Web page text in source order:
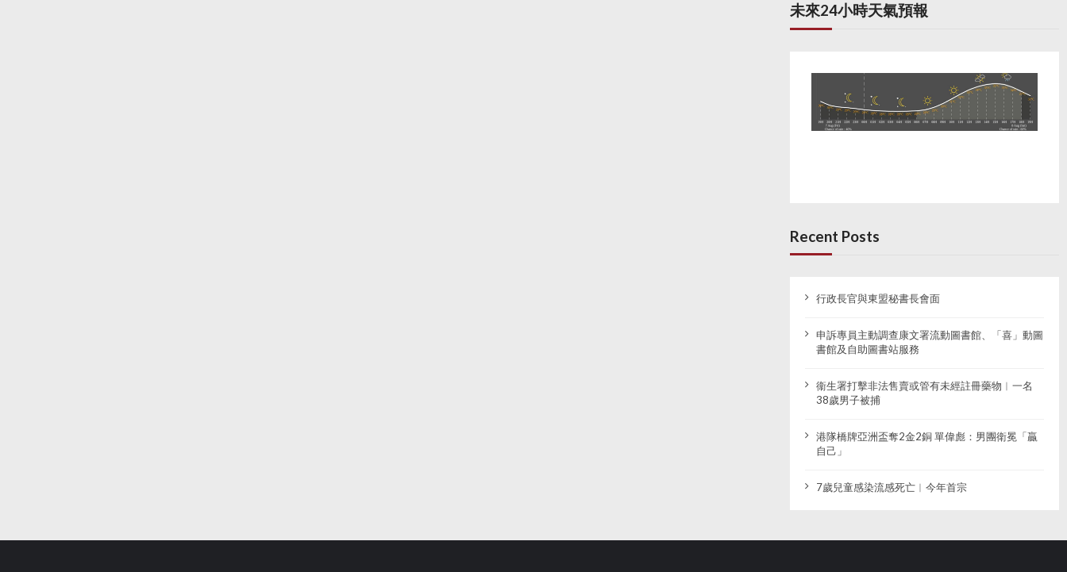
未來24小時天氣預報
Recent Posts
行政長官與東盟秘書長會面
申訴專員主動調查康文署流動圖書館、「喜」動圖
書館及自助圖書站服務
衞生署打擊非法售賣或管有未經註冊藥物︱一名
38歲男子被捕
港隊橋牌亞洲盃奪2金2銅 單偉彪：男團衛冕「贏
自己」
7歲兒童感染流感死亡︱今年首宗